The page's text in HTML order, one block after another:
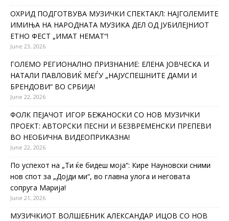
ОХРИД ПОДГОТВУВА МУЗИЧКИ СПЕКТАКЛ: НАЈГОЛЕМИТЕ
ИМИЊА НА НАРОДНАТА МУЗИКА ДЕЛ ОД ЈУБИЛЕЈНИОТ
ЕТНО ФЕСТ „ИМАТ НЕМАТ“!
June 23, 2026
ГОЛЕМО РЕГИОНАЛНО ПРИЗНАНИЕ: ЕЛЕНА ЈОВЧЕСКА И
НАТАЛИ ПАВЛОВИЌ МЕЃУ „НАЈУСПЕШНИТЕ ДАМИ И
БРЕНДОВИ“ ВО СРБИЈА!
June 22, 2026
ФОЛК ПЕЈАЧОТ ИГОР БЕЖАНОСКИ СО НОВ МУЗИЧКИ
ПРОЕКТ: АВТОРСКИ ПЕСНИ И БЕЗВРЕМЕНСКИ ПРЕПЕВИ
ВО НЕОБИЧНА ВИДЕОПРИКАЗНА!
June 22, 2026
По успехот на „Ти ќе бидеш моја“: Кире Науновски сними
нов спот за „Дојди ми“, во главна улога и неговата
сопруга Марија!
June 21, 2026
МУЗИЧКИОТ ВОЛШЕБНИК АЛЕКСАНДАР ИЦОВ СО НОВ